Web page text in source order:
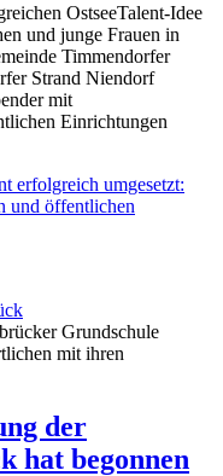
OstseeTalent-Idee
und junge Frauen in
Timmendorfer
Strand Niendorf
mit
Einrichtungen
erfolgreich umgesetzt:
und öffentlichen
Grundschule
mit ihren
der
hat begonnen